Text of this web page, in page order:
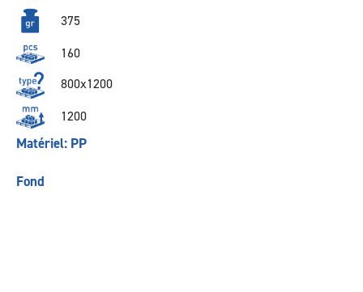
375
160
800x1200
1200
Matériel: PP
Fond